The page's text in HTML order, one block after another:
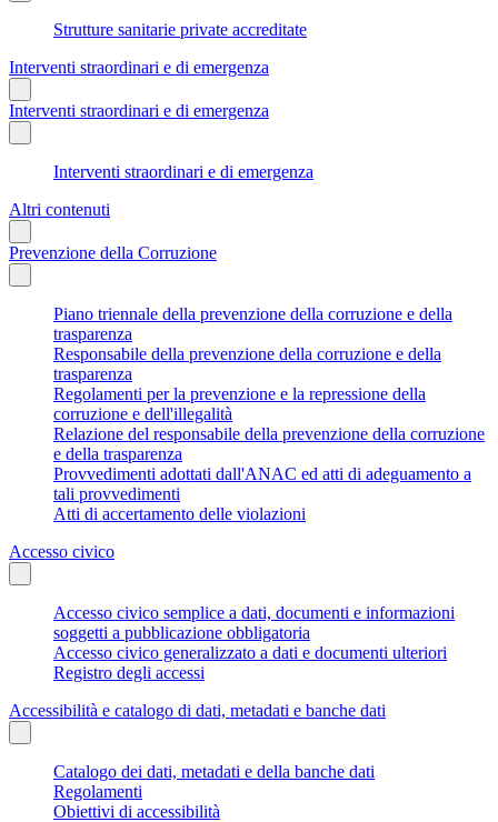
Strutture sanitarie private accreditate
Interventi straordinari e di emergenza
Interventi straordinari e di emergenza
Interventi straordinari e di emergenza
Altri contenuti
Prevenzione della Corruzione
Piano triennale della prevenzione della corruzione e della
trasparenza
Responsabile della prevenzione della corruzione e della
trasparenza
Regolamenti per la prevenzione e la repressione della
corruzione e dell'illegalità
Relazione del responsabile della prevenzione della corruzione
e della trasparenza
Provvedimenti adottati dall'ANAC ed atti di adeguamento a
tali provvedimenti
Atti di accertamento delle violazioni
Accesso civico
Accesso civico semplice a dati, documenti e informazioni
soggetti a pubblicazione obbligatoria
Accesso civico generalizzato a dati e documenti ulteriori
Registro degli accessi
Accessibilità e catalogo di dati, metadati e banche dati
Catalogo dei dati, metadati e della banche dati
Regolamenti
Obiettivi di accessibilità